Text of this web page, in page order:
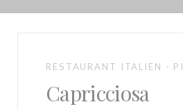
RESTAURANT ITALIEN -
Capricciosa